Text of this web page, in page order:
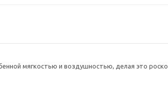
мягкостью и воздушностью, делая это